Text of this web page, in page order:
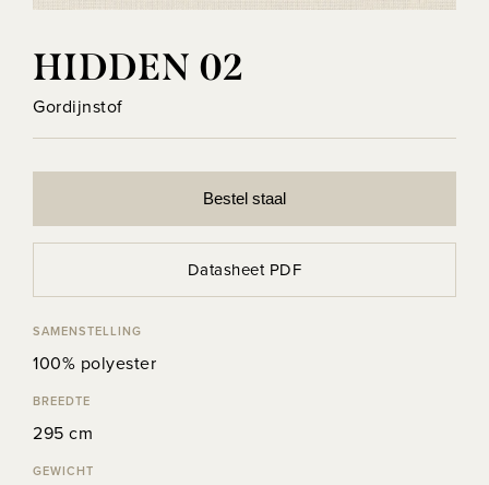
HIDDEN 02
Gordijnstof
Bestel staal
Datasheet PDF
SAMENSTELLING
100% polyester
BREEDTE
295 cm
GEWICHT